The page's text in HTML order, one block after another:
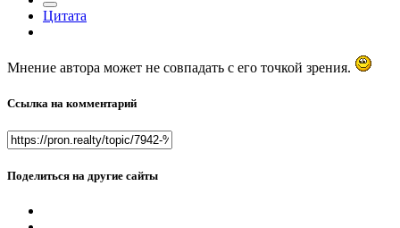
Цитата
Мнение автора может не совпадать с его точкой зрения.
Ссылка на комментарий
Поделиться на другие сайты